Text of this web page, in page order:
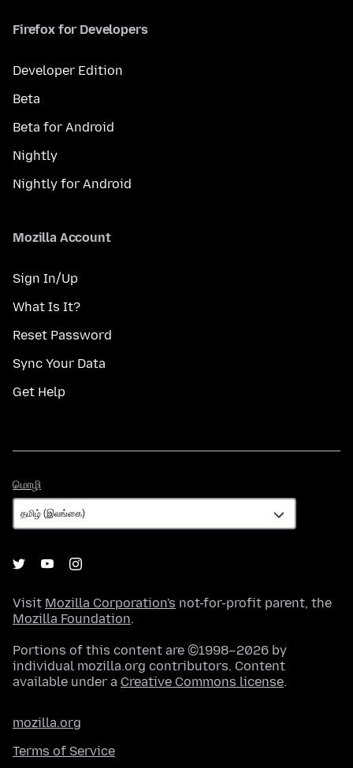
Firefox for Developers
Developer Edition
Beta
Beta for Android
Nightly
Nightly for Android
Mozilla Account
Sign In/Up
What Is It?
Reset Password
Sync Your Data
Get Help
மொழி
Visit Mozilla Corporation's not-for-profit parent, the
Mozilla Foundation.
Portions of this content are ©1998–2026 by
individual mozilla.org contributors. Content
available under a Creative Commons license.
mozilla.org
Terms of Service